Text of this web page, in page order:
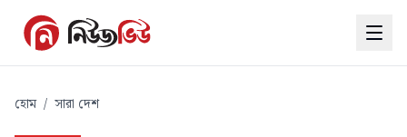
হোম / সারা দেশ